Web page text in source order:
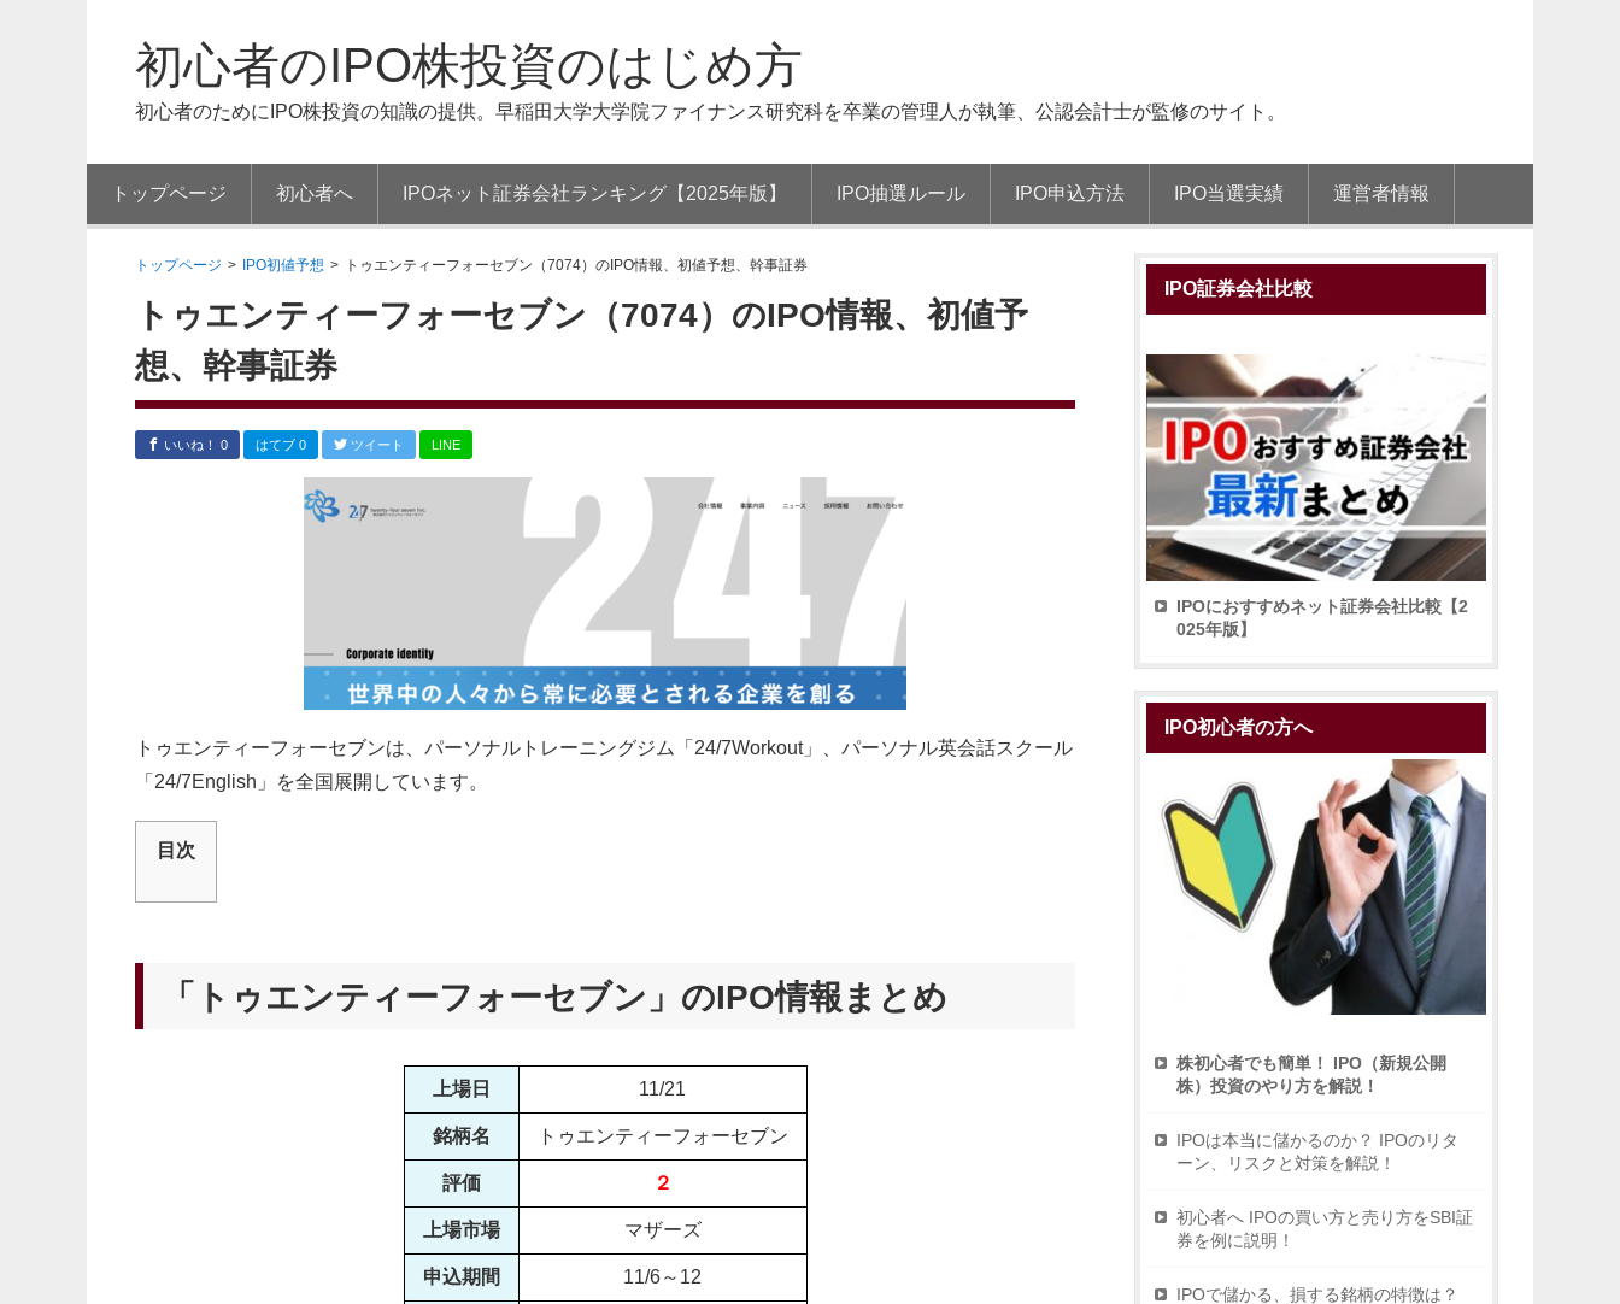
初心者のIPO株投資のはじめ方
初心者のためにIPO株投資の知識の提供。早稲田大学大学院ファイナンス研究科を卒業の管理人が執筆、公認会計士が監修のサイト。
トップページ 初心者へ IPOネット証券会社ランキング【2025年版】 IPO抽選ルール IPO申込方法 IPO当選実績 運営者情報
トップページ > IPO初値予想 > トゥエンティーフォーセブン（7074）のIPO情報、初値予想、幹事証券
トゥエンティーフォーセブン（7074）のIPO情報、初値予
想、幹事証券
いいね！ 0 はてブ 0 ツイート LINE
トゥエンティーフォーセブンは、パーソナルトレーニングジム「24/7Workout」、パーソナル英会話スクール
「24/7English」を全国展開しています。
目次
「トゥエンティーフォーセブン」のIPO情報まとめ
上場日 11/21
銘柄名 トゥエンティーフォーセブン
評価 ２
上場市場 マザーズ
申込期間 11/6～12
IPO証券会社比較
IPOにおすすめネット証券会社比較【2
025年版】
IPO初心者の方へ
株初心者でも簡単！ IPO（新規公開
株）投資のやり方を解説！
IPOは本当に儲かるのか？ IPOのリタ
ーン、リスクと対策を解説！
初心者へ IPOの買い方と売り方をSBI証
券を例に説明！
IPOで儲かる、損する銘柄の特徴は？